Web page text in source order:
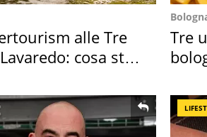
alle Tre
cosa sta
Tre